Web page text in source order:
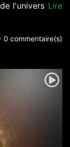
l'univers Lire
0 commentaire(s)